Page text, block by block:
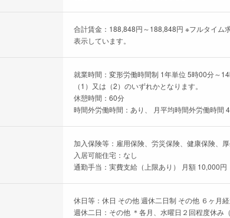
合計賃金：188,848円～188,848円 ※フルタイム
表示しています。
就業時間：変形労働時間制 1年単位 5時00分～
（1）又は（2）のいずれかとなります。
休憩時間：60分
時間外労働時間：あり、 月平均時間外労働時間
加入保険等：雇用保険、労災保険、健康保険、
入居可能住宅：なし
通勤手当：実費支給（上限あり） 月額 10,000円
休日等：休日 その他 週休二日制 その他 ６ヶ月
週休二日：その他 ＊各月、水曜日２回程度休み